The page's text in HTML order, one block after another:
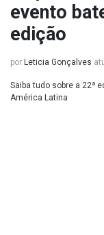
evento
edição
por Leticia Gonçalves
Saiba tudo sobre a 22ª
América Latina